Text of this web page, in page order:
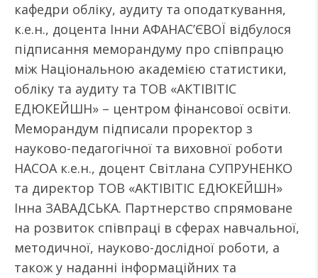
кафедри обліку, аудиту та оподаткування,
к.е.н., доцента Інни АФАНАС’ЄВОЇ відбулося
підписання меморандуму про співпрацю
між Національною академією статистики,
обліку та аудиту та ТОВ «АКТІВІТІС
ЕДЮКЕЙШН» – центром фінансової освіти.
Меморандум підписали проректор з
науково-педагогічної та виховної роботи
НАСОА к.е.н., доцент Світлана СУПРУНЕНКО
та директор ТОВ «АКТІВІТІС ЕДЮКЕЙШН»
Інна ЗАВАДСЬКА. Партнерство спрямоване
на розвиток співпраці в сферах навчальної,
методичної, науково-дослідної роботи, а
також у наданні інформаційних та